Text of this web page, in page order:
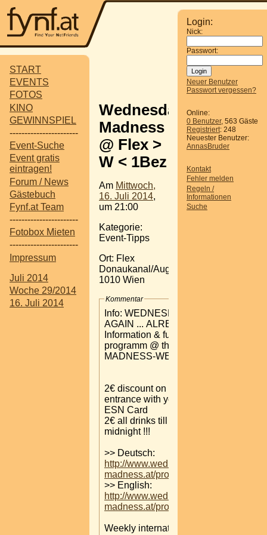
START
EVENTS
FOTOS
KINO
GEWINNSPIEL
-----------------------
Event-Suche
Event gratis
eintragen!
Forum / News
Gästebuch
Fynf.at Team
-----------------------
Fotobox Mieten
-----------------------
Impressum
Juli 2014
Woche 29/2014
16. Juli 2014
Login:
Nick:
Passwort:
Neuer Benutzer
Passwort vergessen?
Online:
0 Benutzer, 563 Gäste
Registriert: 248
Neuester Benutzer:
AnnasBruder
Kontakt
Fehler melden
Regeln /
Informationen
Suche
Wednesday
Madness
@ Flex >
W < 1Bez
Am Mittwoch,
16. Juli 2014,
um 21:00
Kategorie:
Event-Tipps
Ort: Flex
Donaukanal/Augartenbrücke
1010 Wien
Kommentar
Info: WEDNESDAY ...
AGAIN ... ALREADY!
Information & full
programm @ the
MADNESS-WEBSITE.
2€ discount on the
entrance with your
ESN Card
2€ all drinks till
midnight !!!
>> Deutsch:
http://www.wednesday-
madness.at/programm
>> English:
http://www.wednesday-
madness.at/program
Weekly international